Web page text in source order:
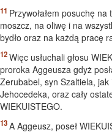
Przywołałem posuchę
moszcz, na oliwę i na
bydło oraz na każdą pracę
Więc usłuchali głosu
proroka Aggeusza gdyż
Zerubabel, syn Szaltiela, jak
Jehocedeka, oraz cały
WIEKUISTEGO.
A Aggeusz, poseł